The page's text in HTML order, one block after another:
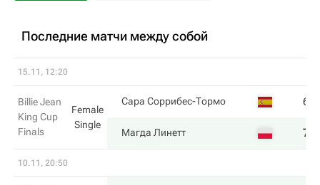
Последние матчи между собой
15.11, 12:20
Billie Jean
King Cup
Finals
Female
Single
Сара Соррибес-Тормо 6
Магда Линетт 7
10.11, 20:50